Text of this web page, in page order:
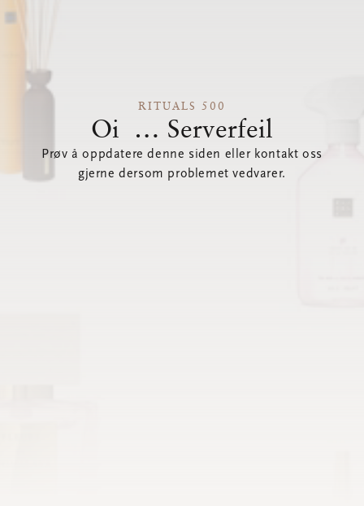
RITUALS 500
Oi … Serverfeil
Prøv å oppdatere denne siden eller kontakt oss
gjerne dersom problemet vedvarer.